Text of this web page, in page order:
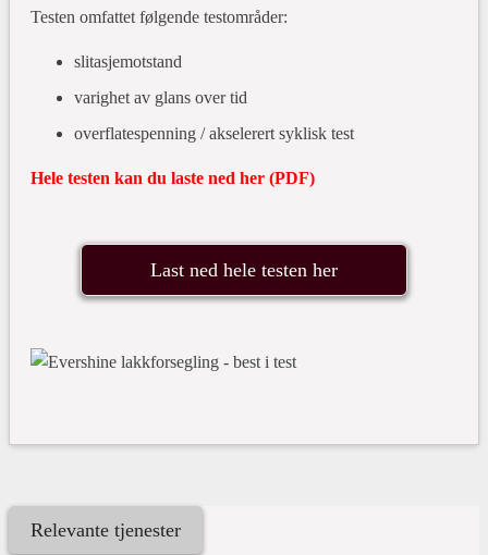
Testen omfattet følgende testområder:
slitasjemotstand
varighet av glans over tid
overflatespenning / akselerert syklisk test
Hele testen kan du laste ned her (PDF)
Last ned hele testen her
Relevante tjenester